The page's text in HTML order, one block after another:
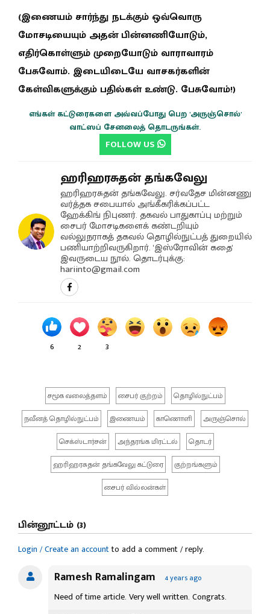
(இணையம் சார்ந்து நடக்கும் ஒவ்வொரு
மோசடியையும் அதன் பின்னணியோடும்,
எதிர்கொள்ளும் முறையோடும் வாராவாரம்
பேசுவோம். இடையிடையே வாசகர்களின்
கேள்விகளுக்கும் பதில்கள் உண்டு. பேசுவோம்!)
எங்கள் கட்டுரைகளை அவ்வப்போது பெற 'அருஞ்சொல்'
வாட்ஸப் சேனலைத் தொடருங்கள்.
FOLLOW US
ஹரிஹரசுதன் தங்கவேலு
ஹரிஹரசுதன் தங்கவேலு. சர்வதேச மின்னணு
வர்த்தக சபையால் அங்கீகரிக்கப்பட்ட
ஹேக்கிங் நிபுணர். தகவல் பாதுகாப்பு மற்றும்
சைபர் மோசடிகளைக் கண்டறியும்
வல்லுநராகத் தகவல் தொழில்நுட்பத் துறையில்
பணியாற்றிவருகிறார். 'இஸ்ரோவின் கதை'
இவருடைய நூல். தொடர்புக்கு:
hariinto@gmail.com
6 2 3
சமூக வலைத்தளம் சைபர் குற்றம்
தொழில்நுட்பம்
நவீனத் தொழில்நுட்பம்
இணையம் காணொளி
அருஞ்சொல்
செக்ஸ்டார்சன்
அந்தரங்க மிரட்டல்
தொடர்
ஹரிஹரசுதன் தங்கவேலு கட்டுரை
குற்றங்களும்
சைபர் வில்லன்கள்
பின்னூட்டம் (3)
Login / Create an accountto add a comment / reply.
Ramesh Ramalingam 4 years ago
Need of time article. Very well written. Congrats.